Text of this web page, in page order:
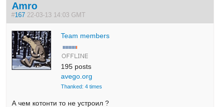
Amro
#167 22-03-13 14:03 GMT
Team members
195 posts
avego.org
Thanked: 4 times
А чем котонти то не устроил ?